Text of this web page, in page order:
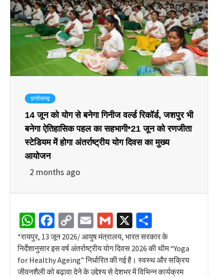
छत्तीसगढ़
14 जून को योग से बनेगा गिनीज वर्ल्ड रिकॉर्ड, जशपुर भी
बनेगा ऐतिहासिक पहल का सहभागी*21 जून को रणजीता
स्टेडियम में होगा अंतर्राष्ट्रीय योग दिवस का मुख्य
आयोजन
2 months ago
WhatsApp
Facebook
Copy
Link
EmailGmail
X
*रायपुर, 13 जून 2026/ आयुष मंत्रालय, भारत सरकार के
निर्देशानुसार इस वर्ष अंतर्राष्ट्रीय योग दिवस 2026 की थीम “Yoga
for Healthy Ageing” निर्धारित की गई है। स्वस्थ और सक्रिय
जीवनशैली को बढ़ावा देने के उद्देश्य से देशभर में विभिन्न कार्यक्रम